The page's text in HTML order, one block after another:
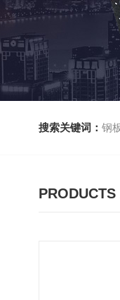
搜索关键词： 钢
PRODUCTS